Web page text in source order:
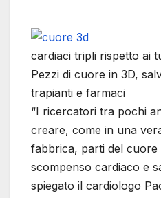
cardiaci tripli rispetto ai
Pezzi di cuore in 3D,
trapianti e farmaci
“I ricercatori tra pochi
creare, come in una
fabbrica, parti del cuore
scompenso cardiaco e
spiegato il cardiologo